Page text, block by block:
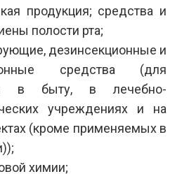
продукция; средства и
полости рта;
дезинсекционные и
средства (для
в быту, в лечебно-
учреждениях и на
(кроме применяемых в
химии;